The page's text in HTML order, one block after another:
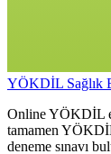
YÖKDİL Sağlık
Online YÖKDİL
tamamen
deneme sınavı